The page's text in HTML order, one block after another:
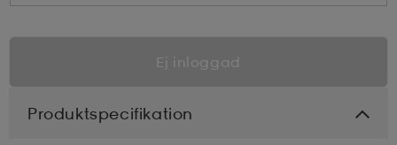
Ej inloggad
Produktspecifikation